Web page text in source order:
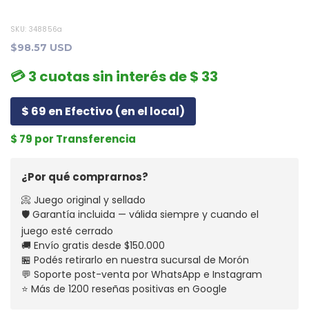
SKU: 348856a
$98.57 USD
💳 3 cuotas sin interés de $ 33
$ 69 en Efectivo (en el local)
$ 79 por Transferencia
¿Por qué comprarnos?
📀 Juego original y sellado
🛡️ Garantía incluida — válida siempre y cuando el
juego esté cerrado
🚚 Envío gratis desde $150.000
🏪 Podés retirarlo en nuestra sucursal de Morón
💬 Soporte post-venta por WhatsApp e Instagram
⭐ Más de 1200 reseñas positivas en Google